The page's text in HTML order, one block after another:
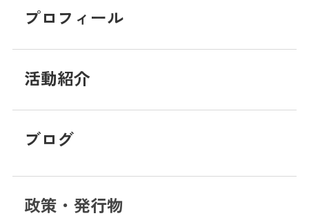
プロフィール
活動紹介
ブログ
政策・発行物